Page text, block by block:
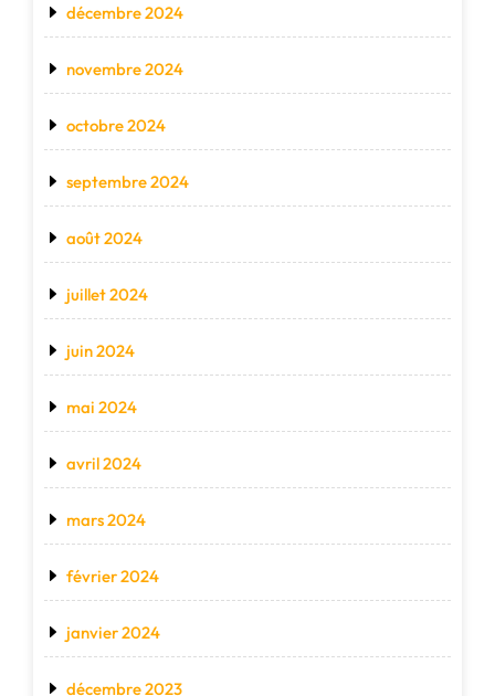
décembre 2024
novembre 2024
octobre 2024
septembre 2024
août 2024
juillet 2024
juin 2024
mai 2024
avril 2024
mars 2024
février 2024
janvier 2024
décembre 2023